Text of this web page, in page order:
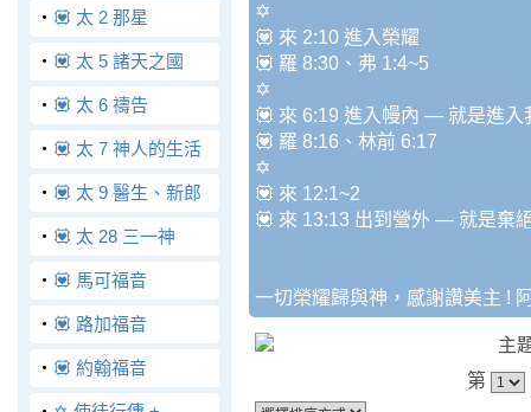
‧ 💟 太 2 那星
‧ 💟 太 5 諸天之國
‧ 💟 太 6 禱告
‧ 💟 太 7 神人的生活
‧ 💟 太 9 醫生、新郎
‧ 💟 太 28 三一神
‧ 💟 馬可福音
‧ 💟 路加福音
‧ 💟 約翰福音
✡️
💟 來 2:10 進入榮耀
💟 羅 8:30、弗 1:4~5
✡️
💟 來 6:19 進入幔內 — 就是進入
💟 羅 8:16、林前 6:17
✡️
💟 來 12:1~2
💟 來 13:13 出到營外 — 就是棄
一切榮耀歸與神，感謝讚美主 !
主
第